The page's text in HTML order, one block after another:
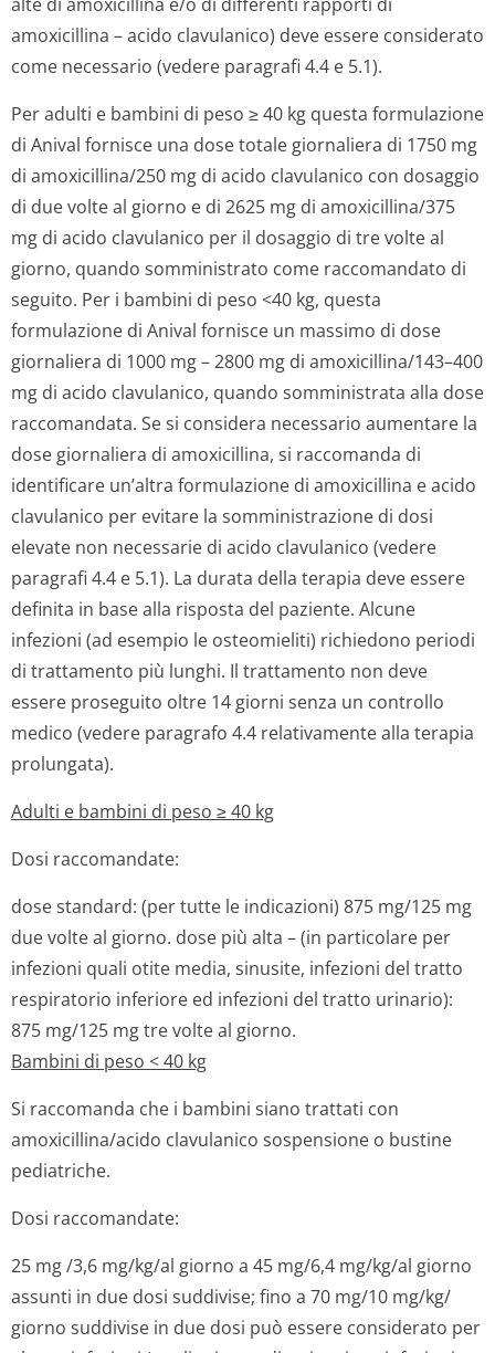
amoxicillina – acido clavulanico) deve essere considerato
come necessario (vedere paragrafi 4.4 e 5.1).
Per adulti e bambini di peso ≥ 40 kg questa formulazione
di Anival fornisce una dose totale giornaliera di 1750 mg
di amoxicillina/250 mg di acido clavulanico con dosaggio
di due volte al giorno e di 2625 mg di amoxicillina/375
mg di acido clavulanico per il dosaggio di tre volte al
giorno, quando somministrato come raccomandato di
seguito. Per i bambini di peso <40 kg, questa
formulazione di Anival fornisce un massimo di dose
giornaliera di 1000 mg – 2800 mg di amoxicillina/143–400
mg di acido clavulanico, quando somministrata alla dose
raccomandata. Se si considera necessario aumentare la
dose giornaliera di amoxicillina, si raccomanda di
identificare un’altra formulazione di amoxicillina e acido
clavulanico per evitare la somministrazione di dosi
elevate non necessarie di acido clavulanico (vedere
paragrafi 4.4 e 5.1). La durata della terapia deve essere
definita in base alla risposta del paziente. Alcune
infezioni (ad esempio le osteomieliti) richiedono periodi
di trattamento più lunghi. Il trattamento non deve
essere proseguito oltre 14 giorni senza un controllo
medico (vedere paragrafo 4.4 relativamente alla terapia
prolungata).
Adulti e bambini di peso ≥ 40 kg
Dosi raccomandate:
dose standard: (per tutte le indicazioni) 875 mg/125 mg
due volte al giorno. dose più alta – (in particolare per
infezioni quali otite media, sinusite, infezioni del tratto
respiratorio inferiore ed infezioni del tratto urinario):
875 mg/125 mg tre volte al giorno.
Bambini di peso < 40 kg
Si raccomanda che i bambini siano trattati con
amoxicillina/acido clavulanico sospensione o bustine
pediatriche.
Dosi raccomandate:
25 mg /3,6 mg/kg/al giorno a 45 mg/6,4 mg/kg/al giorno
assunti in due dosi suddivise; fino a 70 mg/10 mg/kg/
giorno suddivise in due dosi può essere considerato per